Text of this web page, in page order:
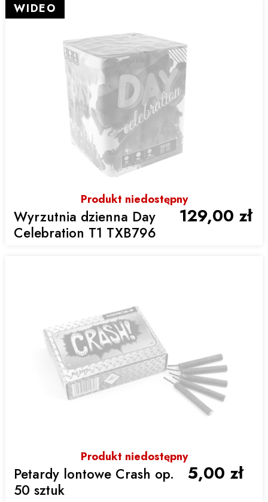
Produkt niedostępny
Wyrzutnia dzienna Day
Celebration T1 TXB796
129,00 zł
WIDEO
Produkt niedostępny
Petardy lontowe Crash op.
50 sztuk
5,00 zł